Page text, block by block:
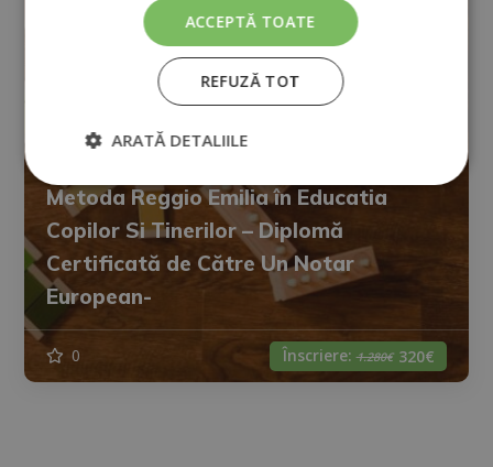
Metoda Reggio Emilia în Educatia
Copilor Si Tinerilor – Diplomă
Certificată de Către Un Notar
European-
0 Înscriere:1.280€ 320€
ACCEPTĂ TOATE
REFUZĂ TOT
ARATĂ DETALIILE